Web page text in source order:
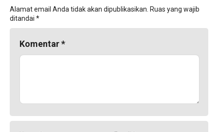
Alamat email Anda tidak akan dipublikasikan. Ruas yang wajib
ditandai *
Komentar*